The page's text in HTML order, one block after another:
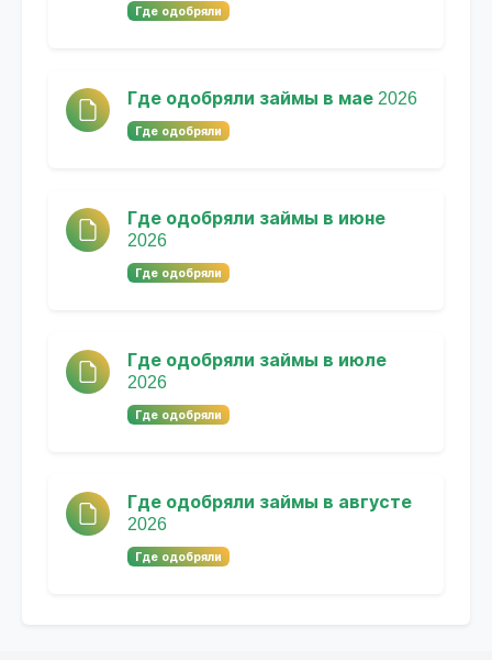
Где одобряли
Где одобряли займы в мае 2026
Где одобряли
Где одобряли займы в июне
2026
Где одобряли
Где одобряли займы в июле
2026
Где одобряли
Где одобряли займы в августе
2026
Где одобряли